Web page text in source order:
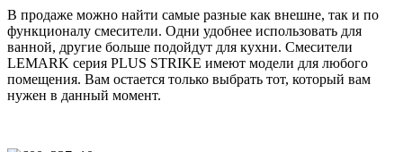
В продаже можно найти самые разные как внешне, так и по
функционалу смесители. Одни удобнее использовать для
ванной, другие больше подойдут для кухни. Смесители
LEMARK серия PLUS STRIKE имеют модели для любого
помещения. Вам остается только выбрать тот, который вам
нужен в данный момент.